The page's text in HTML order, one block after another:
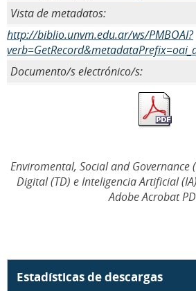
Vista de metadatos:
http://biblio.unvm.edu.ar/ws/PMBOAI?
Documento/s electrónico/s:
Enviromental, Social and Governance
Digital (TD) e Inteligencia Artificial
Adobe Acrobat
Estadísticas de descargas